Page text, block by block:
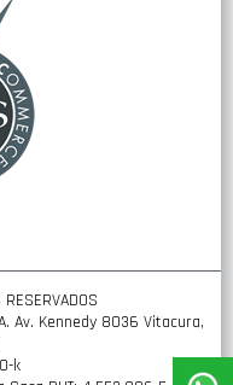
Av. Kennedy 8036 Vitacura,
k